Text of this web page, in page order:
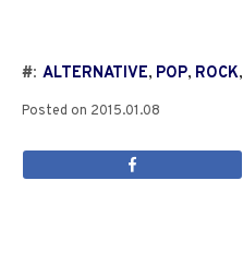
#: ALTERNATIVE, POP, ROCK,
Posted on 2015.01.08